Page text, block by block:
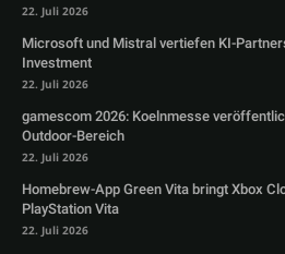
22. Juli 2026
Microsoft und Mistral vertiefen KI-
Investment
22. Juli 2026
gamescom 2026: Koelnmesse
Outdoor-Bereich
22. Juli 2026
Homebrew-App Green Vita bringt Xbox
PlayStation Vita
22. Juli 2026